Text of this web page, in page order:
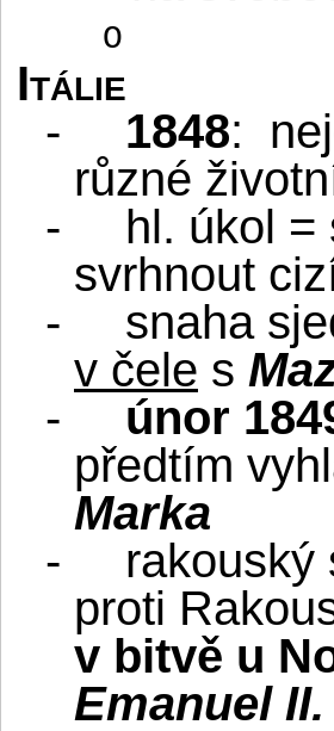
o
Itálie
-
1848:
různé
-
hl. úkol =
svrhnout
-
snaha
v čele s
-
únor
předtím
Marka
-
rakouský
proti
v bitvě u
Emanuel II.